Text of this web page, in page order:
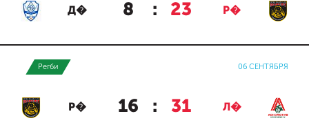
Д� 8 : 23 Р�
Регби 06 СЕНТЯБРЯ
Р� 16 : 31 Л�